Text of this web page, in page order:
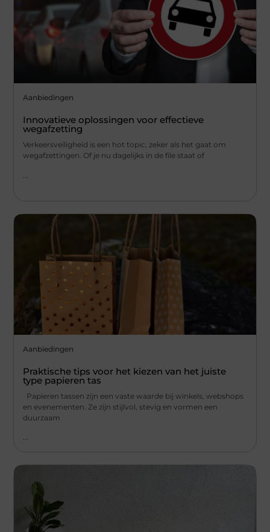
Aanbiedingen
Innovatieve oplossingen voor effectieve
wegafzetting
Verkeersveiligheid is een hot topic, zeker als het gaat om
wegafzettingen. Of je nu dagelijks in de file staat of
Aanbiedingen
Praktische tips voor het kiezen van het juiste
type papieren tas
Papieren tassen zijn een vaste waarde bij winkels, webshops
en evenementen. Ze zijn stijlvol, stevig en vormen een
duurzaam